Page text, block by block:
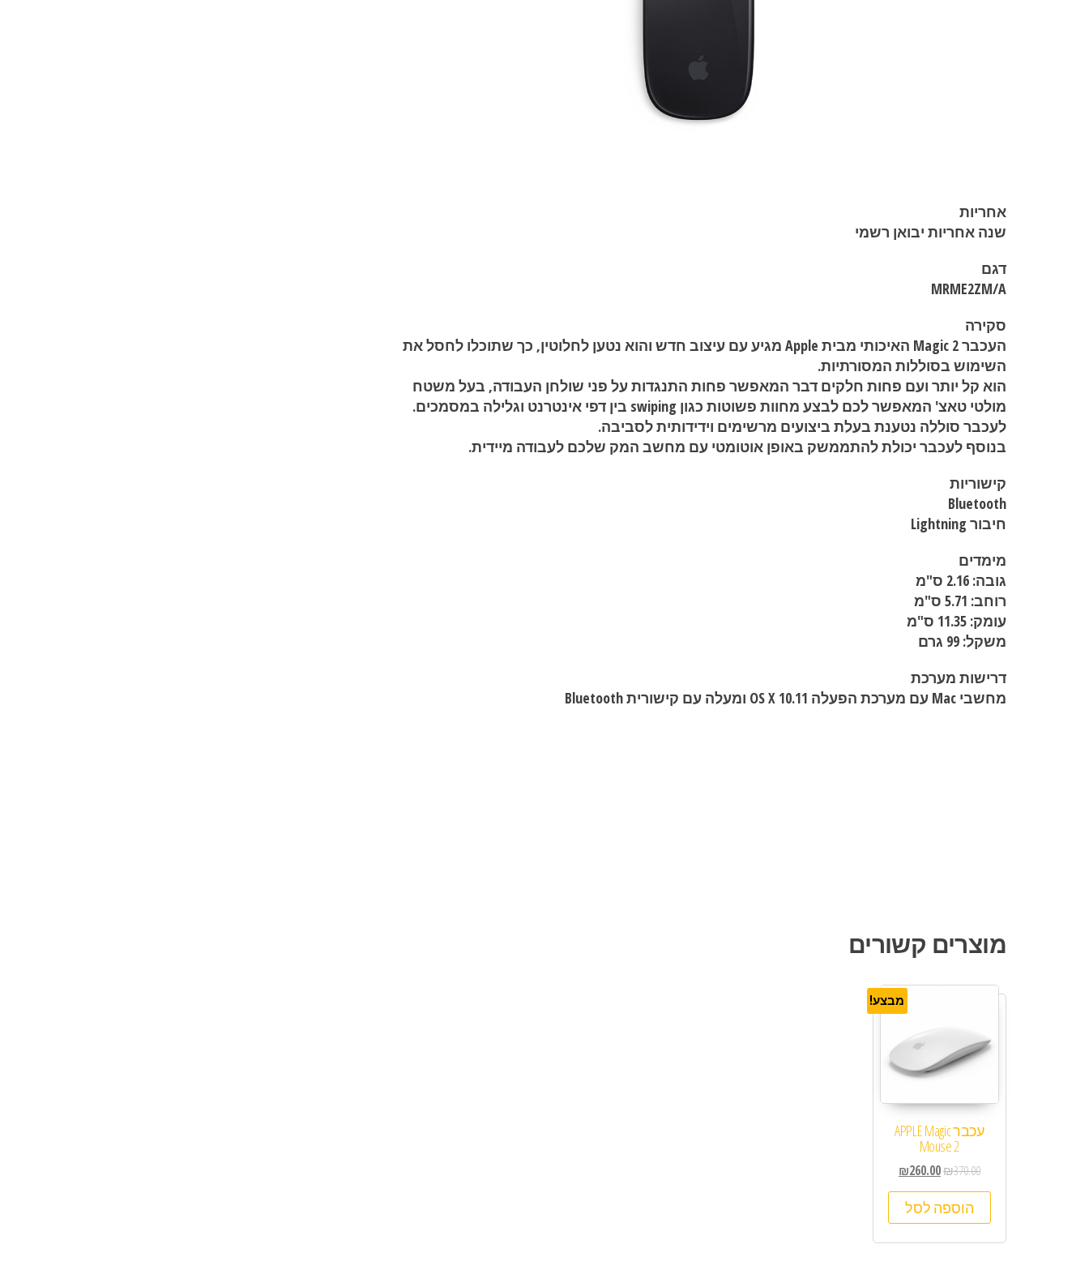
אחריות
שנה אחריות יבואן רשמי
דגם
MRME2ZM/A
סקירה
העכבר Magic 2 האיכותי מבית Apple מגיע עם עיצוב חדש והוא נטען לחלוטין, כך שתוכלו לחסל את
השימוש בסוללות המסורתיות.
הוא קל יותר ועם פחות חלקים דבר המאפשר פחות התנגדות על פני שולחן העבודה, בעל משטח
מולטי טאצ' המאפשר לכם לבצע מחוות פשוטות כגון swiping בין דפי אינטרנט וגלילה במסמכים.
לעכבר סוללה נטענת בעלת ביצועים מרשימים וידידותית לסביבה.
בנוסף לעכבר יכולת להתממשק באופן אוטומטי עם מחשב המק שלכם לעבודה מיידית.
קישוריות
Bluetooth
חיבור Lightning
מימדים
גובה: 2.16 ס"מ
רוחב: 5.71 ס"מ
עומק: 11.35 ס"מ
משקל: 99 גרם
דרישות מערכת
מחשבי Mac עם מערכת הפעלה OS X 10.11 ומעלה עם קישורית Bluetooth
מוצרים קשורים
מבצע!
עכבר APPLE Magic
Mouse 2
₪370.00
₪260.00
הוספה לסל